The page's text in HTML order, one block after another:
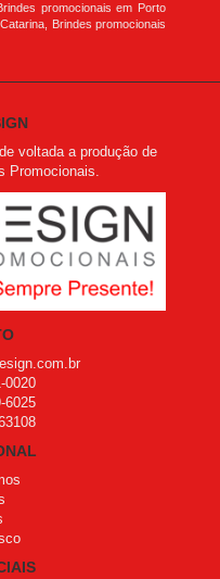
promocionais em Porto
Brindes promocionais
voltada a produção de
Promocionais.
0020
6025